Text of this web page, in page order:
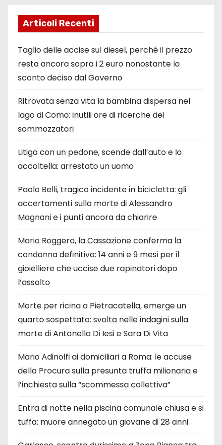
Articoli Recenti
Taglio delle accise sul diesel, perché il prezzo
resta ancora sopra i 2 euro nonostante lo
sconto deciso dal Governo
Ritrovata senza vita la bambina dispersa nel
lago di Como: inutili ore di ricerche dei
sommozzatori
Litiga con un pedone, scende dall’auto e lo
accoltella: arrestato un uomo
Paolo Belli, tragico incidente in bicicletta: gli
accertamenti sulla morte di Alessandro
Magnani e i punti ancora da chiarire
Mario Roggero, la Cassazione conferma la
condanna definitiva: 14 anni e 9 mesi per il
gioielliere che uccise due rapinatori dopo
l’assalto
Morte per ricina a Pietracatella, emerge un
quarto sospettato: svolta nelle indagini sulla
morte di Antonella Di Iesi e Sara Di Vita
Mario Adinolfi ai domiciliari a Roma: le accuse
della Procura sulla presunta truffa milionaria e
l’inchiesta sulla “scommessa collettiva”
Entra di notte nella piscina comunale chiusa e si
tuffa: muore annegato un giovane di 28 anni